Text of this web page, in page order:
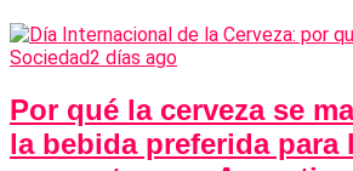
Sociedad2 días ago
Por qué la cerveza se
la bebida preferida para